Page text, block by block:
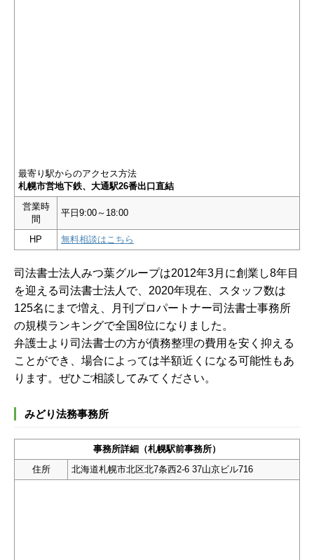
最寄り駅からのアクセス方法
札幌市営地下鉄、大通駅26番出口直結
営業時
間
平日9:00～18:00
HP 無料相談はこちら
司法書士法人みつ葉グループは2012年3月に創業し8年目
を迎える司法書士法人で、2020年現在、スタッフ数は
125名にまで増え、月刊プロパートナー司法書士事務所
の規模ランキングで全国8位になりました。
弁護士より司法書士の方が債務整理の費用を安く抑える
ことができ、場合によっては半額近くになる可能性もあ
ります。ぜひご相談してみてください。
みどり法務事務所
事務所詳細（札幌駅前事務所）
住所
北海道札幌市北区北7条西2-6 37山京ビル716